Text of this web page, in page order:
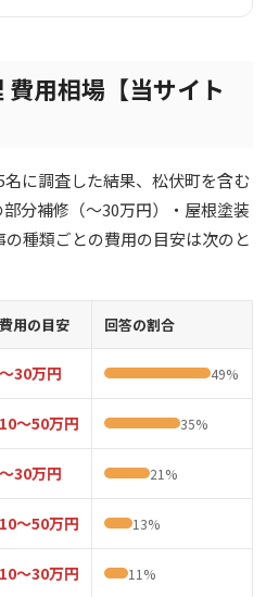
宅のお困りごとに幅広く対応
用相場【当サイト
に調査した結果、松伏町を含む
分補修（〜30万円）・屋根塗装
の種類ごとの費用の目安は次のと
費用の目安 回答の割合
〜30万円 49%
10〜50万円 35%
〜30万円 21%
10〜50万円 13%
10〜30万円 11%